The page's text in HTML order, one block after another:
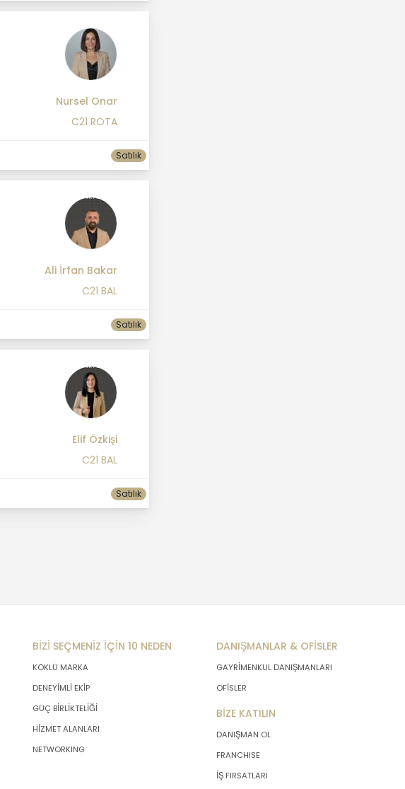
Nursel Onar
C21 ROTA
Satılık
Ali İrfan Bakar
C21 BAL
Satılık
Elif Özkişi
C21 BAL
Satılık
BİZİ SEÇMENİZ İÇİN 10 NEDEN
KÖKLÜ MARKA
DENEYİMLİ EKİP
GÜÇ BİRLİKTELİĞİ
HİZMET ALANLARI
NETWORKING
DANIŞMANLAR & OFİSLER
GAYRİMENKUL DANIŞMANLARI
OFİSLER
BİZE KATILIN
DANIŞMAN OL
FRANCHISE
İŞ FIRSATLARI